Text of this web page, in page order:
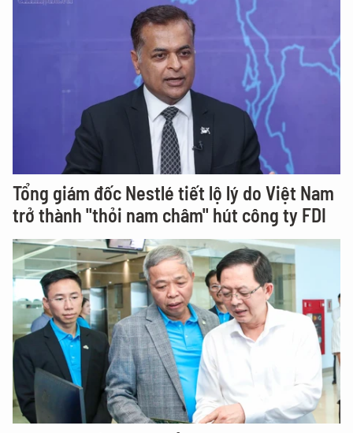
Tổng giám đốc Nestlé tiết lộ lý do Việt Nam
trở thành "thỏi nam châm" hút công ty FDI